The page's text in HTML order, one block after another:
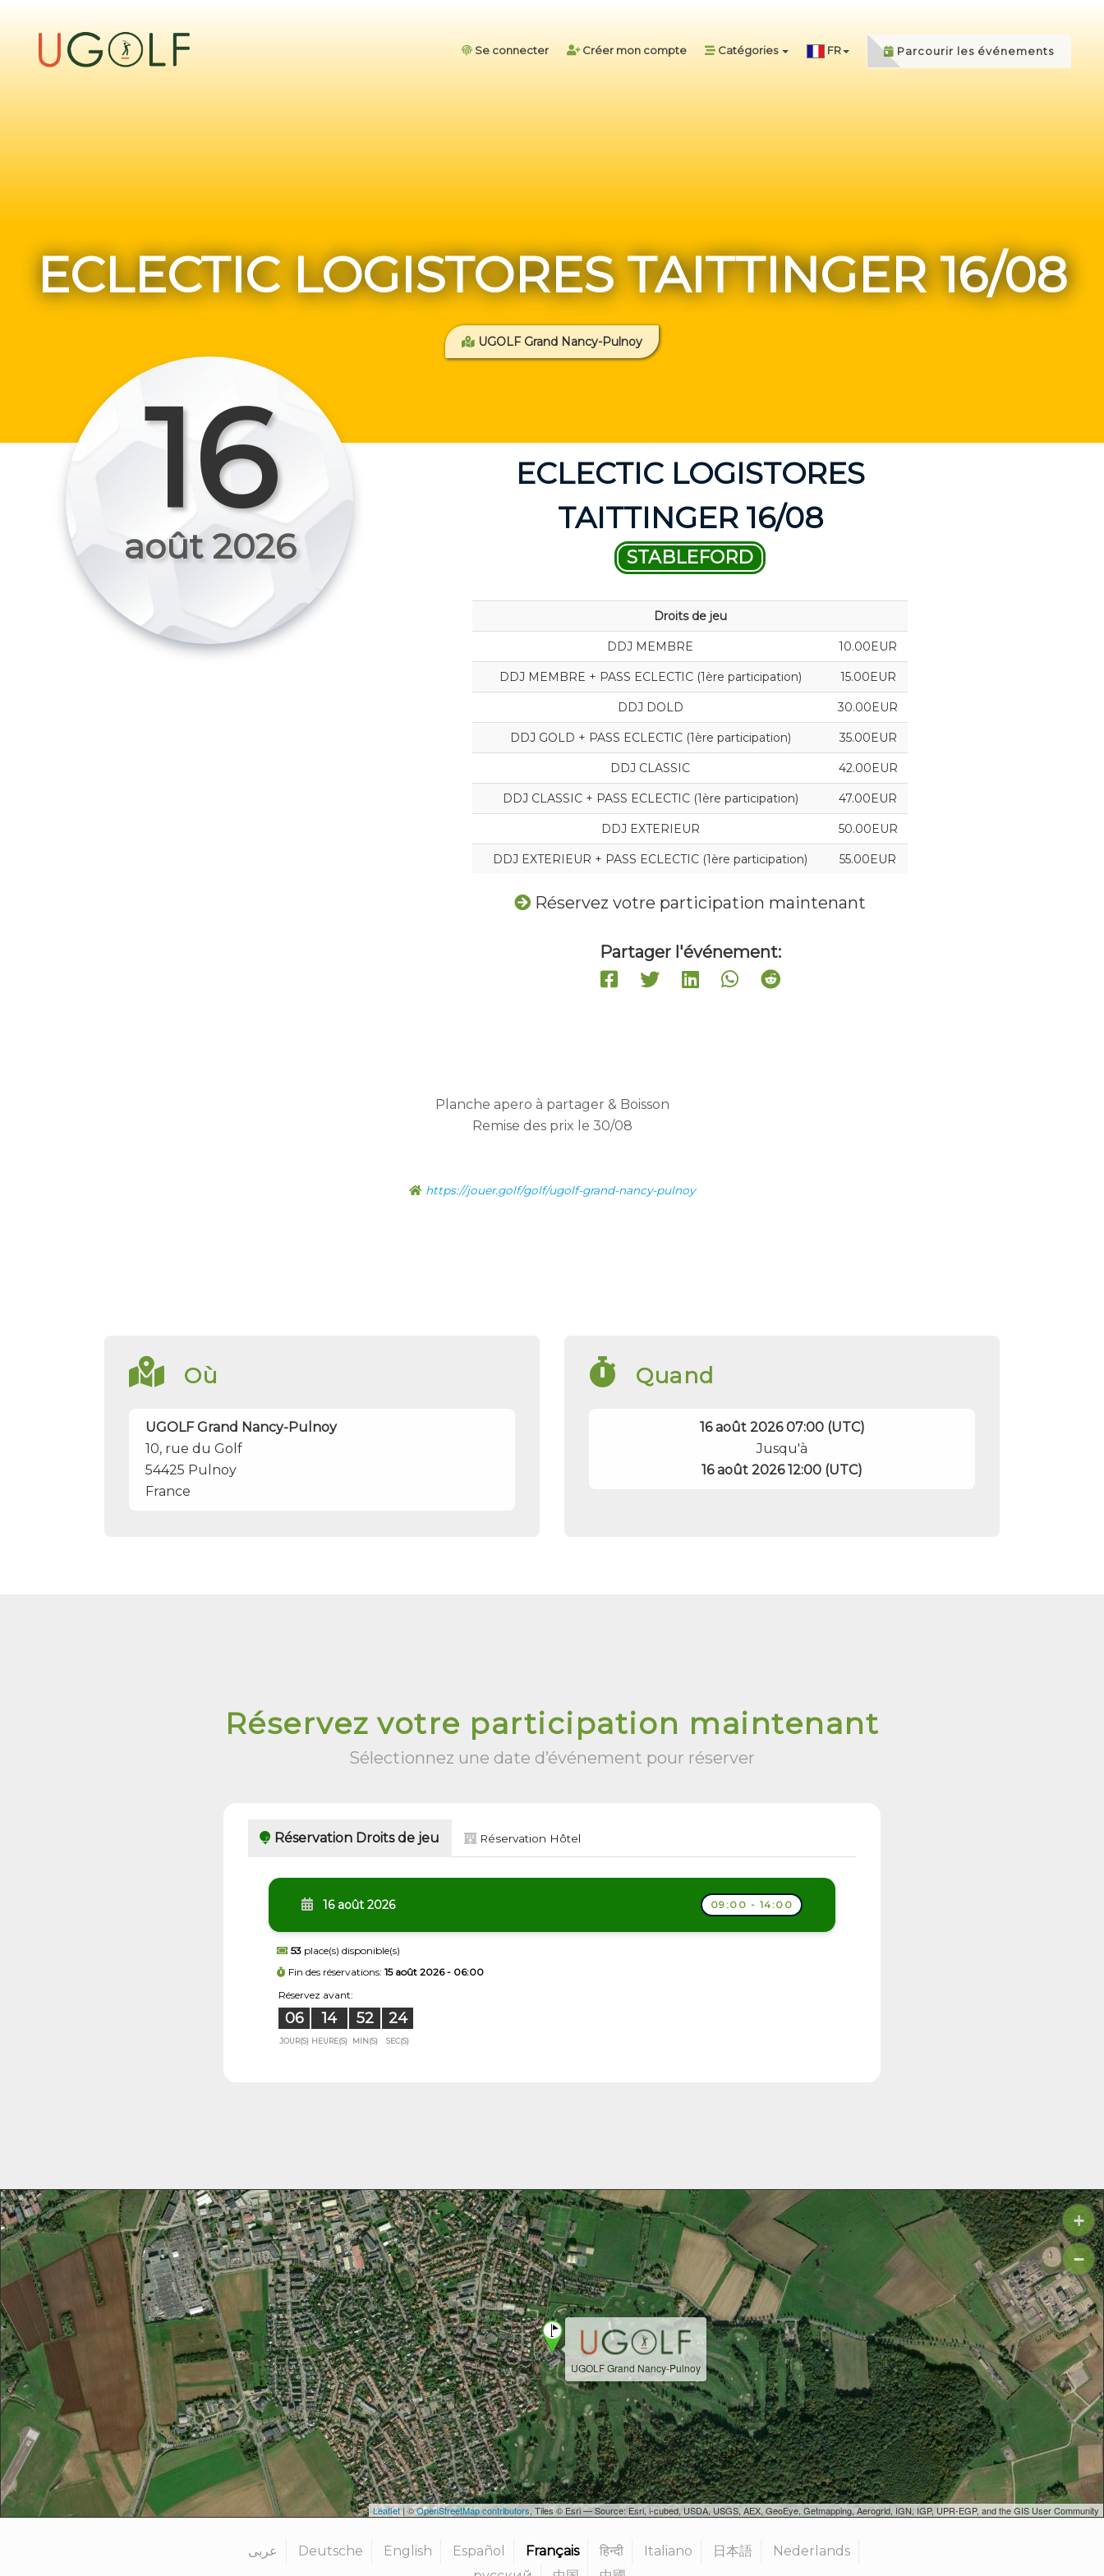
Se connecter Créer mon compte Catégories FR Parcourir les événements
ECLECTIC LOGISTORES TAITTINGER 16/08
UGOLF Grand Nancy-Pulnoy
16
août 2026
ECLECTIC LOGISTORES
TAITTINGER 16/08
STABLEFORD
Droits de jeu
DDJ MEMBRE 10.00EUR
DDJ MEMBRE + PASS ECLECTIC (1ère participation) 15.00EUR
DDJ DOLD 30.00EUR
DDJ GOLD + PASS ECLECTIC (1ère participation) 35.00EUR
DDJ CLASSIC 42.00EUR
DDJ CLASSIC + PASS ECLECTIC (1ère participation) 47.00EUR
DDJ EXTERIEUR 50.00EUR
DDJ EXTERIEUR + PASS ECLECTIC (1ère participation) 55.00EUR
Réservez votre participation maintenant
Partager l'événement:
Planche apero à partager & Boisson
Remise des prix le 30/08
https://jouer.golf/golf/ugolf-grand-nancy-pulnoy
Où
UGOLF Grand Nancy-Pulnoy
10, rue du Golf
54425 Pulnoy
France
Quand
16 août 2026 07:00 (UTC)
Jusqu'à
16 août 2026 12:00 (UTC)
Réservez votre participation maintenant
Sélectionnez une date d’événement pour réserver
Réservation Droits de jeu Réservation Hôtel
16 août 2026 09:00 - 14:00
53 place(s) disponible(s)
Fin des réservations: 15 août 2026 - 06:00
Réservez avant:
06 14 52 23
JOUR(S) HEURE(S) MIN(S) SEC(S)
UGOLF Grand Nancy-Pulnoy
+
−
Leaflet| ©OpenStreetMap contributors , Tiles © Esri — Source: Esri, i-cubed, USDA, USGS, AEX, GeoEye, Getmapping, Aerogrid, IGN, IGP, UPR-EGP, and the GIS User Community
عربى Deutsche English Español Français हिन्दी Italiano 日本語
Nederlands